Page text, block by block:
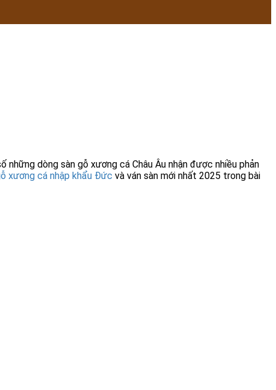
dòng sàn gỗ xương cá Châu Âu nhận được nhiều phản
xương cá nhập khẩu Đức và ván sàn mới nhất 2025 trong bài